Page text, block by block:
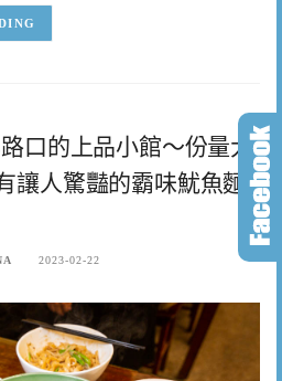
口的上品小館～份量大
讓人驚豔的霸味魷魚麵
2023-02-22